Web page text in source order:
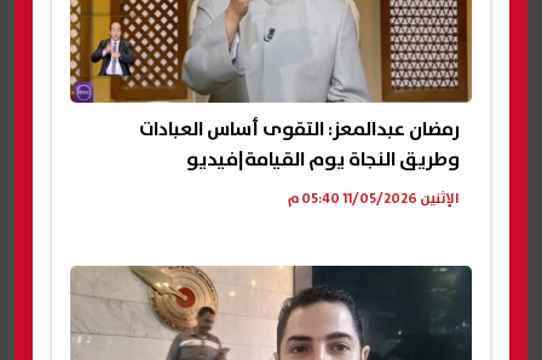
رمضان عبدالمعز: التقوى أساس العبادات
وطريق النجاة يوم القيامة|فيديو
الإثنين 11/05/2026 05:40 م